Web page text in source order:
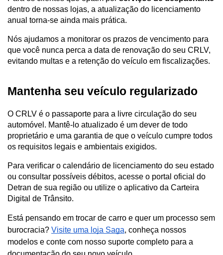
dentro de nossas lojas, a atualização do licenciamento
anual torna-se ainda mais prática.
Nós ajudamos a monitorar os prazos de vencimento para
que você nunca perca a data de renovação do seu CRLV,
evitando multas e a retenção do veículo em fiscalizações.
Mantenha seu veículo regularizado
O CRLV é o passaporte para a livre circulação do seu
automóvel. Mantê-lo atualizado é um dever de todo
proprietário e uma garantia de que o veículo cumpre todos
os requisitos legais e ambientais exigidos.
Para verificar o calendário de licenciamento do seu estado
ou consultar possíveis débitos, acesse o portal oficial do
Detran de sua região ou utilize o aplicativo da Carteira
Digital de Trânsito.
Está pensando em trocar de carro e quer um processo sem
burocracia? Visite uma loja Saga, conheça nossos
modelos e conte com nosso suporte completo para a